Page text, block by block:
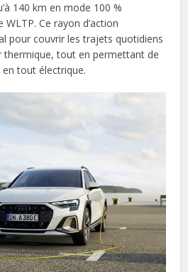
140 km en mode 100 %
Ce rayon d’action
pour couvrir les trajets quotidiens
thermique, tout en permettant de
en tout électrique.